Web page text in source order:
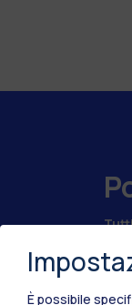
È possibile